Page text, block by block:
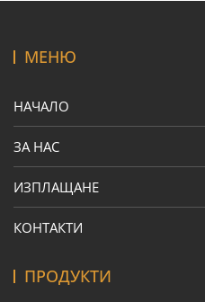
МЕНЮ
НАЧАЛО
ЗА НАС
ИЗПЛАЩАНЕ
КОНТАКТИ
ПРОДУКТИ